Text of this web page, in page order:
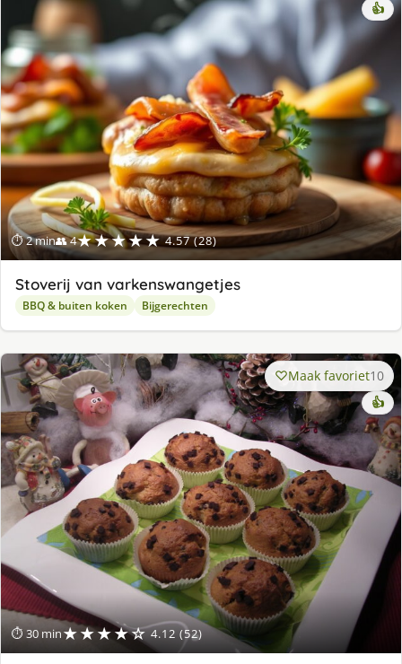
⏱ 2 min👥 4★★★★★ 4.57 (28)
👍
Stoverij van varkenswangetjes
BBQ & buiten koken Bijgerechten
⏱ 30 min★★★★☆ 4.12 (52)
Maak favoriet10
👍